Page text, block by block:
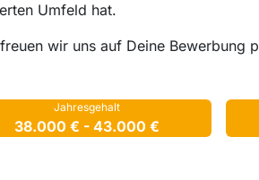
Umfeld hat.
wir uns auf Deine Bewerbung
Jahresgehalt
38.000 € - 43.000 €